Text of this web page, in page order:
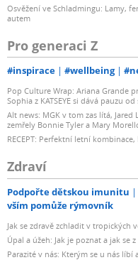
Osvěžení ve Schladmingu: Lamy,
autem
Pro generaci Z
#inspirace #wellbeing
Pop Culture Wrap: Ariana Grande
Sophia z KATSEYE si dává pauzu
Alt news: MGK v tom zas lítá,
zemřely Bonnie Tyler a Mary
RECEPT: Perfektní letní
Zdraví
Podpořte dětskou imunitu
vším pomůže rýmovník
Jak se zdravě zchladit v tropických
Úpal a úžeh: Jak je poznat a jak se
Parazité v nás: Kterým se u nás